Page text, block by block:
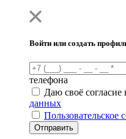
Войти или создать
телефона
Даю своё согласие
данных
Пользовательское
Отправить